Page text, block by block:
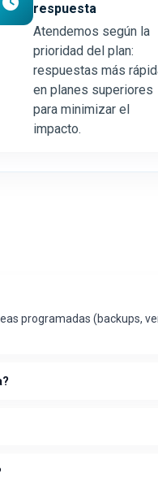
respuesta
Atendemos según la
prioridad del plan:
respuestas más
en planes superiores
para minimizar el
impacto.
programadas (backups,